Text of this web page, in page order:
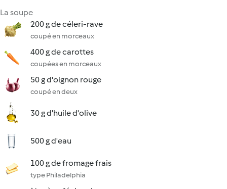
La soupe
200 g de céleri-rave
coupé en morceaux
400 g de carottes
coupées en morceaux
50 g d'oignon rouge
coupé en deux
30 g d'huile d'olive
500 g d'eau
100 g de fromage frais
type Philadelphia